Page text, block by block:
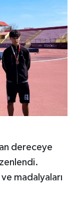
dereceye
madalyaları